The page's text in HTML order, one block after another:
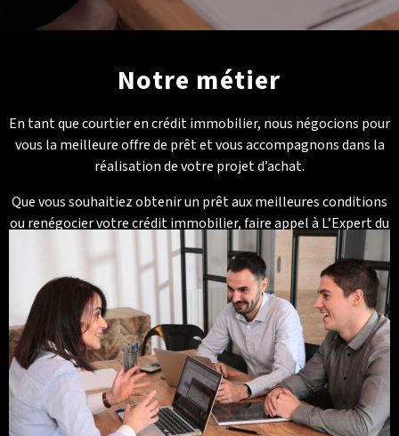
Notre métier
En tant que courtier en crédit immobilier, nous négocions pour
vous la meilleure offre de prêt et vous accompagnons dans la
réalisation de votre projet d’achat.
Que vous souhaitiez obtenir un prêt aux meilleures conditions
ou renégocier votre crédit immobilier, faire appel à L’Expert du
Crédit vous permet de gagner du temps et de l’argent.